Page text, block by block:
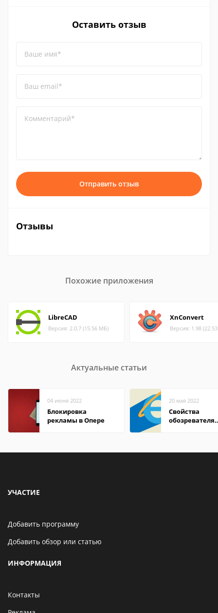
Оставить отзыв
Ваше имя*
Ваш email*
Комментарий*
Отправить отзыв
Отзывы
Похожие приложения
LibreCAD
Версия: 2.0.7 (15.56 МБ)
XnConvert
Версия: 1.98
Актуальные статьи
04 июня 2022
Блокировка
рекламы в Опере
20 мая 2022
Свойства
обозревателя
УЧАСТИЕ
Добавить программу
Добавить обзор или статью
ИНФОРМАЦИЯ
Контакты